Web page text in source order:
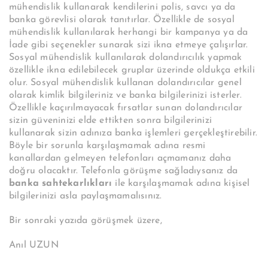
mühendislik kullanarak kendilerini polis, savcı ya da
banka görevlisi olarak tanıtırlar. Özellikle de sosyal
mühendislik kullanılarak herhangi bir kampanya ya da
İade gibi seçenekler sunarak sizi ikna etmeye çalışırlar.
Sosyal mühendislik kullanılarak dolandırıcılık yapmak
özellikle ikna edilebilecek gruplar üzerinde oldukça etkili
olur. Sosyal mühendislik kullanan dolandırıcılar genel
olarak kimlik bilgileriniz ve banka bilgilerinizi isterler.
Özellikle kaçırılmayacak fırsatlar sunan dolandırıcılar
sizin güveninizi elde ettikten sonra bilgilerinizi
kullanarak sizin adınıza banka işlemleri gerçekleştirebilir.
Böyle bir sorunla karşılaşmamak adına resmi
kanallardan gelmeyen telefonları açmamanız daha
doğru olacaktır. Telefonla görüşme sağladıysanız da
banka sahtekarlıkları ile karşılaşmamak adına kişisel
bilgilerinizi asla paylaşmamalısınız.
Bir sonraki yazıda görüşmek üzere,
Anıl UZUN